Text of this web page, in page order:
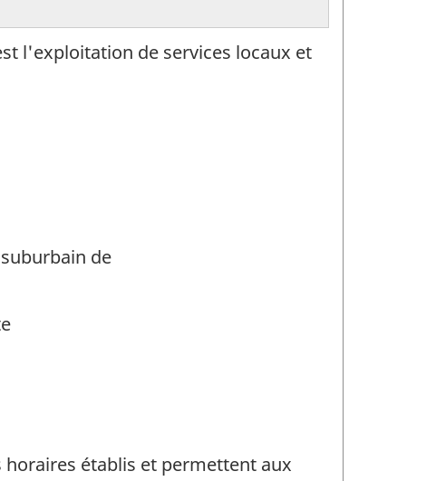
l'exploitation de services locaux et
de
établis et permettent aux